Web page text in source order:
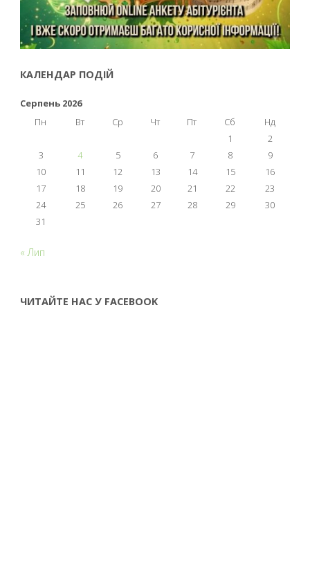
КАЛЕНДАР ПОДІЙ
Серпень 2026
Пн
Вт Ср Чт Пт Сб
Нд
1
2
3
4 5 6 7 8
9
10
11 12 13 14 15
16
17
18 19 20 21 22
23
24
25 26 27 28 29
30
31
« Лип
ЧИТАЙТЕ НАС У FACEBOOK